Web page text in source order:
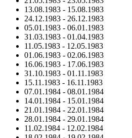
13.08.1983 - 15.08.1983
24.12.1983 - 26.12.1983
05.01.1983 - 06.01.1983
31.03.1983 - 01.04.1983
11.05.1983 - 12.05.1983
01.06.1983 - 02.06.1983
16.06.1983 - 17.06.1983
31.10.1983 - 01.11.1983
15.11.1983 - 16.11.1983
07.01.1984 - 08.01.1984
14.01.1984 - 15.01.1984
21.01.1984 - 22.01.1984
28.01.1984 - 29.01.1984
11.02.1984 - 12.02.1984